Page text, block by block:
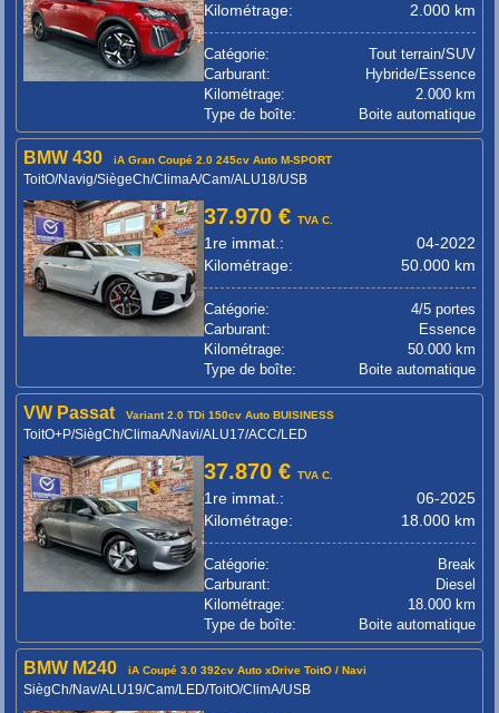
Kilométrage:
2.000 km
Catégorie:
Tout terrain/SUV
Carburant:
Hybride/Essence
Kilométrage:
2.000 km
Type de boîte:
Boite automatique
BMW 430 iA Gran Coupé 2.0 245cv Auto M-SPORT
ToitO/Navig/SiègeCh/ClimaA/Cam/ALU18/USB
37.970 €TVA C.
1re immat.:
04-2022
Kilométrage:
50.000 km
Catégorie:
4/5 portes
Carburant:
Essence
Kilométrage:
50.000 km
Type de boîte:
Boite automatique
VW Passat Variant 2.0 TDi 150cv Auto BUISINESS
ToitO+P/SiègCh/ClimaA/Navi/ALU17/ACC/LED
37.870 €TVA C.
1re immat.:
06-2025
Kilométrage:
18.000 km
Catégorie:
Break
Carburant:
Diesel
Kilométrage:
18.000 km
Type de boîte:
Boite automatique
BMW M240 iA Coupé 3.0 392cv Auto xDrive ToitO / Navi
SiègCh/Nav/ALU19/Cam/LED/ToitO/ClimA/USB